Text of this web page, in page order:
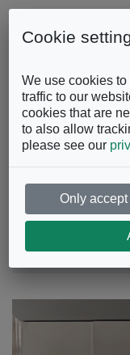
Skip to content
Facebook
Camera da Letto
Cookie
We use cookies
traffic to our
cookies that are
to also allow
please see our
Only